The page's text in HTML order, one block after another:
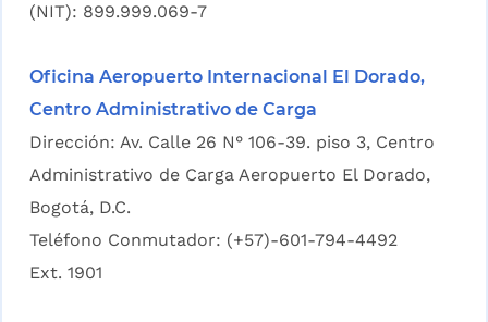
(NIT): 899.999.069-7
Oficina Aeropuerto Internacional El Dorado,
Centro Administrativo de Carga
Dirección: Av. Calle 26 N° 106-39. piso 3, Centro
Administrativo de Carga Aeropuerto El Dorado,
Bogotá, D.C.
Teléfono Conmutador: (+57)-601-794-4492
Ext. 1901